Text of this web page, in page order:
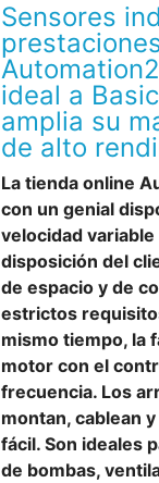
Sensores
ideal a
amplia su
de alto
La tienda online
con un genial
velocidad variable
disposición del
de espacio y de
estrictos
mismo tiempo, la
motor con el
frecuencia. Los
montan, cablean
fácil. Son ideales
de bombas,